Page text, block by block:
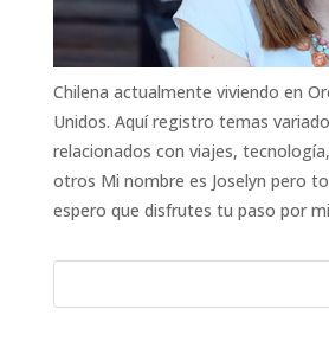
Chilena actualmente viviendo en
Unidos. Aquí registro temas
relacionados con viajes,
otros Mi nombre es Joselyn pero
espero que disfrutes tu paso por